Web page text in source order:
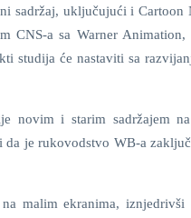
sadržaj, uključujući i Cartoon
CNS-a sa Warner Animation,
studija će nastaviti sa
novim i starim sadržajem
je rukovodstvo WB-a
malim ekranima, iznjedrivši